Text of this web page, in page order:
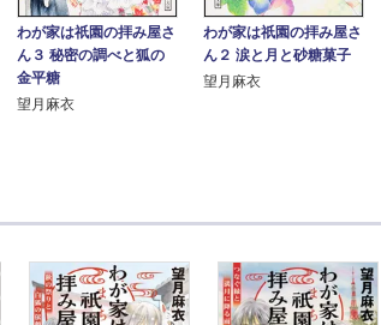
わが家は祇園の拝み屋さ
ん３ 秘密の調べと狐の
金平糖
望月麻衣
わが家は祇園の拝み屋さ
ん２ 涙と月と砂糖菓子
望月麻衣